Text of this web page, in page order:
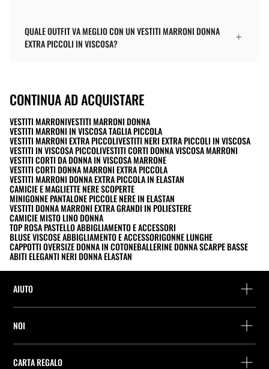
QUALE OUTFIT VA MEGLIO CON UN VESTITI MARRONI DONNA
EXTRA PICCOLI IN VISCOSA?
CONTINUA AD ACQUISTARE
VESTITI MARRONIVESTITI MARRONI DONNA
VESTITI MARRONI IN VISCOSA TAGLIA PICCOLA
VESTITI MARRONI EXTRA PICCOLIVESTITI NERI EXTRA PICCOLI IN VISCOSA
VESTITI IN VISCOSA PICCOLIVESTITI CORTI DONNA VISCOSA MARRONI
VESTITI CORTI DA DONNA IN VISCOSA MARRONE
VESTITI CORTI DONNA MARRONI EXTRA PICCOLA
VESTITI MARRONI DONNA EXTRA PICCOLA IN ELASTAN
CAMICIE E MAGLIETTE NERE SCOPERTE
MINIGONNE PANTALONE PICCOLE NERE IN ELASTAN
VESTITI DONNA MARRONI EXTRA GRANDI IN POLIESTERE
CAMICIE MISTO LINO DONNA
TOP ROSA PASTELLO ABBIGLIAMENTO E ACCESSORI
BLUSE VISCOSE ABBIGLIAMENTO E ACCESSORIGONNE LUNGHE
CAPPOTTI OVERSIZE DONNA IN COTONEBALLERINE DONNA SCARPE BASSE
ABITI ELEGANTI NERI DONNA ELASTAN
AIUTO
Rintraccia il tuo ordine
NOI
Società
CARTA REGALO